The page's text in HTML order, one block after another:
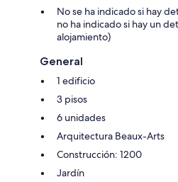
No se ha indicado si hay
no ha indicado si hay un
alojamiento)
General
1 edificio
3 pisos
6 unidades
Arquitectura Beaux-Arts
Construcción: 1200
Jardín